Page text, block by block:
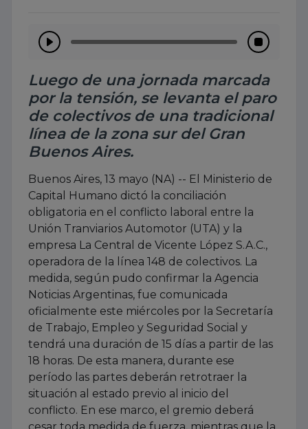
Luego de una jornada marcada
por la tensión, se levanta el paro
de colectivos de una tradicional
línea de la zona sur del Gran
Buenos Aires.
Buenos Aires, 13 mayo (NA) -- El Ministerio de
Capital Humano dictó la conciliación
obligatoria en el conflicto laboral entre la
Unión Tranviarios Automotor (UTA) y la
empresa La Central de Vicente López S.A.C.,
operadora de la línea 148 de colectivos. La
medida, según pudo confirmar la Agencia
Noticias Argentinas, fue comunicada
oficialmente este miércoles por la Secretaría
de Trabajo, Empleo y Seguridad Social y
tendrá una duración de 15 días a partir de las
18 horas. De esta manera, durante ese
período las partes deberán retrotraer la
situación al estado previo al inicio del
conflicto. En ese marco, el gremio deberá
cesar toda medida de fuerza, mientras que la